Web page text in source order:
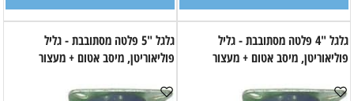
גלגל "4 פלטה מסתובבת - גליל
פוליאוריטן, מיסב אטום + מעצור
גלגל "5 פלטה מסתובבת - גליל
פוליאוריטן, מיסב אטום + מעצור